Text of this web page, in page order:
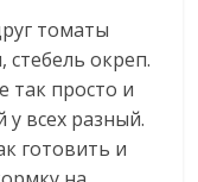
томаты
стебель окреп.
так просто и
всех разный.
готовить и